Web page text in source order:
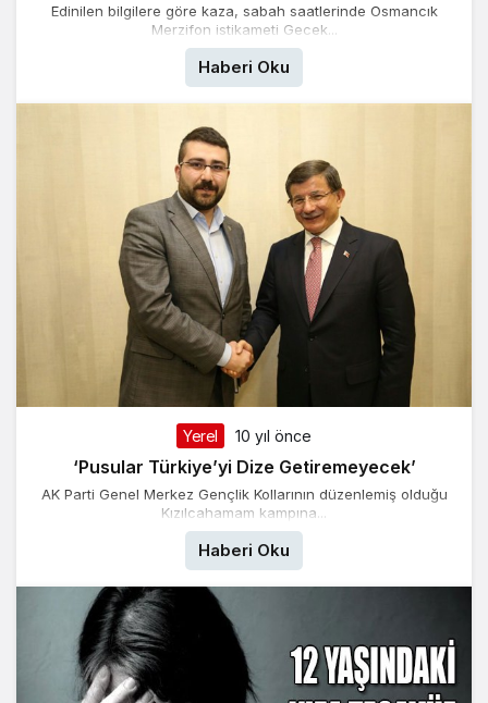
Edinilen bilgilere göre kaza, sabah saatlerinde Osmancık
Merzifon istikameti Gecek...
Haberi Oku
Yerel 10 yıl önce
‘Pusular Türkiye’yi Dize Getiremeyecek’
AK Parti Genel Merkez Gençlik Kollarının düzenlemiş olduğu
Kızılcahamam kampına...
Haberi Oku